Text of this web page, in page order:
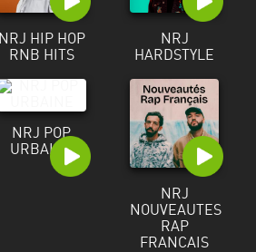
NRJ HIP HOP
RNB HITS
NRJ
HARDSTYLE
NRJ POP
URBAINE
NRJ
NOUVEAUTES
RAP
FRANCAIS